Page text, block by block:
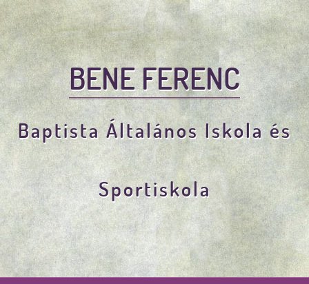
BENE FERENC
Baptista Általános Iskola és
Sportiskola